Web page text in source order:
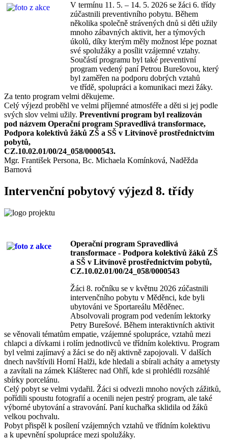
V termínu 11. 5. – 14. 5. 2026 se žáci 6. třídy
zúčastnili preventivního pobytu. Během
několika společně strávených dnů si děti užily
mnoho zábavných aktivit, her a týmových
úkolů, díky kterým měly možnost lépe poznat
své spolužáky a posílit vzájemné vztahy.
Součástí programu byl také preventivní
program vedený paní Petrou Burešovou, který
byl zaměřen na podporu dobrých vztahů
ve třídě, spolupráci a komunikaci mezi žáky.
Za tento program velmi děkujeme.
Celý výjezd proběhl ve velmi příjemné atmosféře a děti si jej podle
svých slov velmi užily. Preventivní program byl realizován
pod názvem Operační program Spravedlivá transformace,
Podpora kolektivů žáků ZŠ a SŠ v Litvínově prostřednictvím
pobytů,
CZ.10.02.01/00/24_058/0000543.
Mgr. František Persona, Bc. Michaela Komínková, Naděžda
Barnová
Intervenční pobytový výjezd 8. třídy
Operační program Spravedlivá
transformace - Podpora kolektivů žáků ZŠ
a SŠ v Litvínově prostřednictvím pobytů,
CZ.10.02.01/00/24_058/0000543
Žáci 8. ročníku se v květnu 2026 zúčastnili
intervenčního pobytu v Měděnci, kde byli
ubytováni ve Sportareálu Měděnec.
Absolvovali program pod vedením lektorky
Petry Burešové. Během interaktivních aktivit
se věnovali tématům empatie, vzájemné spolupráce, vztahů mezi
chlapci a dívkami i rolím jednotlivců ve třídním kolektivu. Program
byl velmi zajímavý a žáci se do něj aktivně zapojovali. V dalších
dnech navštívili Horní Halži, kde hledali a sbírali acháty a ametysty
a zavítali na zámek Klášterec nad Ohří, kde si prohlédli rozsáhlé
sbírky porcelánu.
Celý pobyt se velmi vydařil. Žáci si odvezli mnoho nových zážitků,
pořídili spoustu fotografií a ocenili nejen pestrý program, ale také
výborné ubytování a stravování. Paní kuchařka sklidila od žáků
velkou pochvalu.
Pobyt přispěl k posílení vzájemných vztahů ve třídním kolektivu
a k upevnění spolupráce mezi spolužáky.